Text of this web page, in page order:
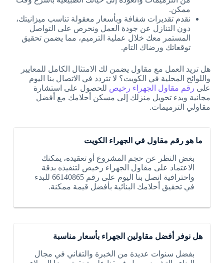
ممكن.
نقدم تقديرات شفافة وبأسعار معقولة تناسب ميزانيتك،
دون التنازل عن جودة العمل ونحرص على التواصل
المستمر معك خلال عملية الترميم، مما يضمن تحقيق
توقعاتك ورضاك التام.
هل تريد العمل مع مقاول يضمن لك الامتثال الكامل للمعايير
واللوائح المحلية في الكويت؟ لا تتردد في الاتصال بنا اليوم
على رقم مقاول الجهراء رخيص للحصول على استشارة
مجانية وبدء تحويل منزلك إلى مسكن أحلامك مع أفضل
مقاولي الترميمات.
ما هو رقم مقاول في الجهراء الكويت
بغض النظر عن حجم المشروع أو تعقيده، يمكنك
الاعتماد على مقاول الجهراء رخيص لتنفيذه بدقة
واحترافية اتصل بنا اليوم على رقم 66140865 للبدء
في تحقيق أحلامك البنائية بأفضل قيمة ممكنة.
هل نوفر أفضل مقاولين الجهراء بأسعار مناسبة
بفضل سنوات عديدة من الخبرة والتفاني في مجال